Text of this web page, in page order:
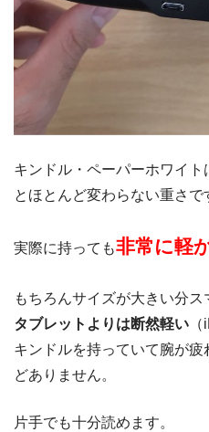
キンドル・ペーパーホワイト
とほとんど変わらない重さで
実際に持っても非常に軽
もちろんサイズが大きい分ス
タブレットよりは断然軽い
キンドルを持っていて腕が
どありません。
片手でも十分読めます。